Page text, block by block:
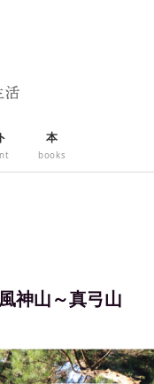
本
books
神山～真弓山